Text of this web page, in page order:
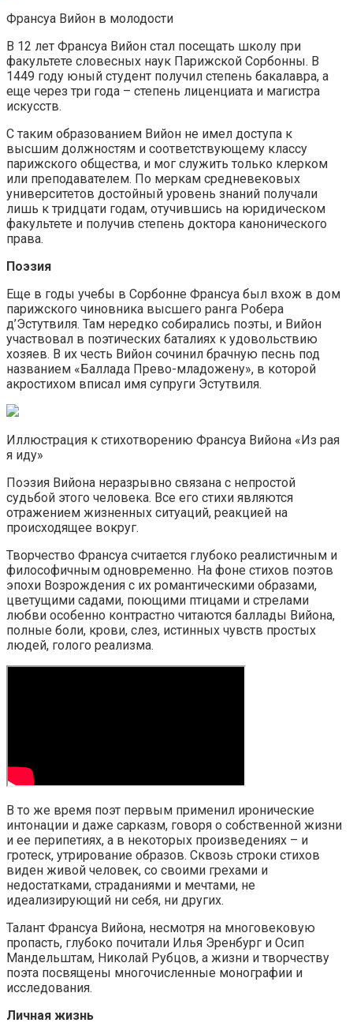
Франсуа Вийон в молодости
В 12 лет Франсуа Вийон стал посещать школу при
факультете словесных наук Парижской Сорбонны. В
1449 году юный студент получил степень бакалавра, а
еще через три года – степень лиценциата и магистра
искусств.
С таким образованием Вийон не имел доступа к
высшим должностям и соответствующему классу
парижского общества, и мог служить только клерком
или преподавателем. По меркам средневековых
университетов достойный уровень знаний получали
лишь к тридцати годам, отучившись на юридическом
факультете и получив степень доктора канонического
права.
Поэзия
Еще в годы учебы в Сорбонне Франсуа был вхож в дом
парижского чиновника высшего ранга Робера
д’Эстутвиля. Там нередко собирались поэты, и Вийон
участвовал в поэтических баталиях к удовольствию
хозяев. В их честь Вийон сочинил брачную песнь под
названием «Баллада Прево-младожену», в которой
акростихом вписал имя супруги Эстутвиля.
Иллюстрация к стихотворению Франсуа Вийона «Из рая
я иду»
Поэзия Вийона неразрывно связана с непростой
судьбой этого человека. Все его стихи являются
отражением жизненных ситуаций, реакцией на
происходящее вокруг.
Творчество Франсуа считается глубоко реалистичным и
философичным одновременно. На фоне стихов поэтов
эпохи Возрождения с их романтическими образами,
цветущими садами, поющими птицами и стрелами
любви особенно контрастно читаются баллады Вийона,
полные боли, крови, слез, истинных чувств простых
людей, голого реализма.
В то же время поэт первым применил иронические
интонации и даже сарказм, говоря о собственной жизни
и ее перипетиях, а в некоторых произведениях – и
гротеск, утрирование образов. Сквозь строки стихов
виден живой человек, со своими грехами и
недостатками, страданиями и мечтами, не
идеализирующий ни себя, ни других.
Талант Франсуа Вийона, несмотря на многовековую
пропасть, глубоко почитали Илья Эренбург и Осип
Мандельштам, Николай Рубцов, а жизни и творчеству
поэта посвящены многочисленные монографии и
исследования.
Личная жизнь